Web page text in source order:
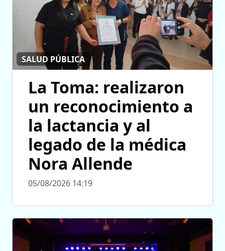
SALUD PÚBLICA
La Toma: realizaron
un reconocimiento a
la lactancia y al
legado de la médica
Nora Allende
05/08/2026 14:19